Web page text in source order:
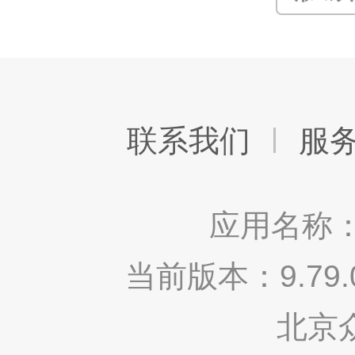
联系我们 服
应用名称
当前版本：
北京